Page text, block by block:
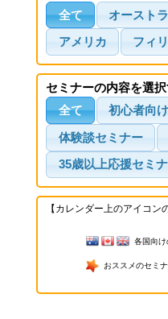
全て
オースト
アメリカ フィ
セミナーの内容を選
全て
初心者向
体験談セミナー
35歳以上応援セミ
【カレンダー上のアイコン
各国向け
おススメのセミ